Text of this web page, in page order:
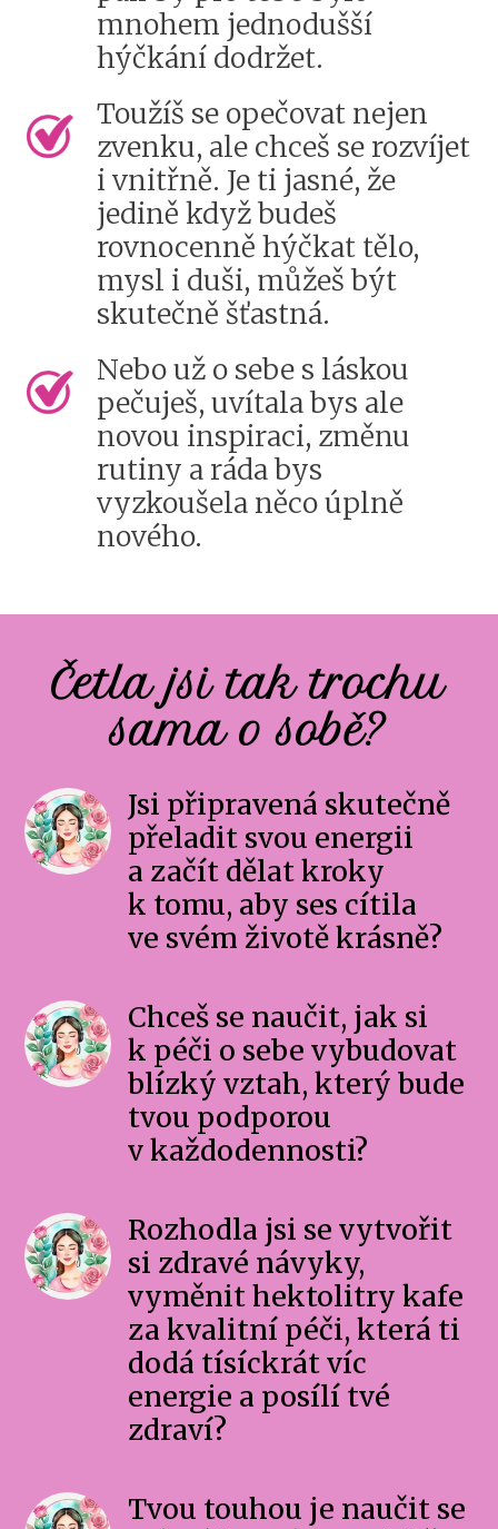
mnohem jednodušší
hýčkání dodržet.
Toužíš se opečovat nejen
zvenku, ale chceš se rozvíjet
i vnitřně. Je ti jasné, že
jedině když budeš
rovnocenně hýčkat tělo,
mysl i duši, můžeš být
skutečně šťastná.
Nebo už o sebe s láskou
pečuješ, uvítala bys ale
novou inspiraci, změnu
rutiny a ráda bys
vyzkoušela něco úplně
nového.
Četla jsi tak trochu
sama o sobě?
Jsi připravená skutečně
přeladit svou energii
a začít dělat kroky
k tomu, aby ses cítila
ve svém životě krásně?
Chceš se naučit, jak si
k péči o sebe vybudovat
blízký vztah, který bude
tvou podporou
v každodennosti?
Rozhodla jsi se vytvořit
si zdravé návyky,
vyměnit hektolitry kafe
za kvalitní péči, která ti
dodá tísíckrát víc
energie a posílí tvé
zdraví?
Tvou touhou je naučit se